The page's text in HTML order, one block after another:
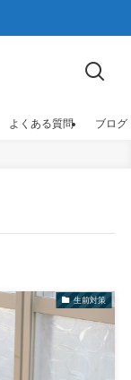
よくある質問 ブログ
生前対策